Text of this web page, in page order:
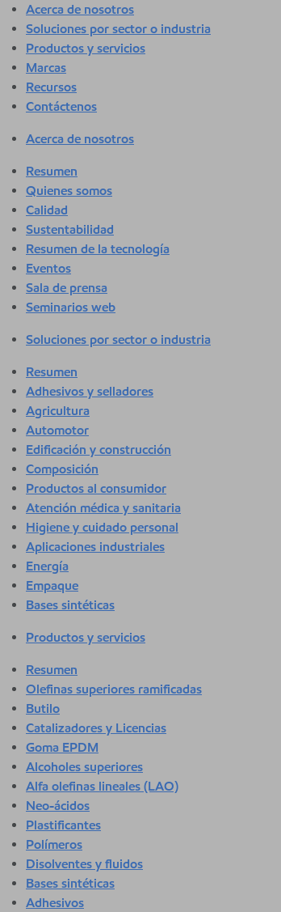
Acerca de nosotros
Soluciones por sector o industria
Productos y servicios
Marcas
Recursos
Contáctenos
Acerca de nosotros
Resumen
Quienes somos
Calidad
Sustentabilidad
Resumen de la tecnología
Eventos
Sala de prensa
Seminarios web
Soluciones por sector o industria
Resumen
Adhesivos y selladores
Agricultura
Automotor
Edificación y construcción
Composición
Productos al consumidor
Atención médica y sanitaria
Higiene y cuidado personal
Aplicaciones industriales
Energía
Empaque
Bases sintéticas
Productos y servicios
Resumen
Olefinas superiores ramificadas
Butilo
Catalizadores y Licencias
Goma EPDM
Alcoholes superiores
Alfa olefinas lineales (LAO)
Neo-ácidos
Plastificantes
Polímeros
Disolventes y fluidos
Bases sintéticas
Adhesivos